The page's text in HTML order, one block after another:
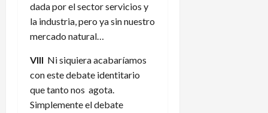
dada por el sector servicios y
la industria, pero ya sin nuestro
mercado natural…
VIII Ni siquiera acabaríamos
con este debate identitario
que tanto nos agota.
Simplemente el debate